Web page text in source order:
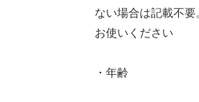
ない場合は記載不
お使いください
・年齢